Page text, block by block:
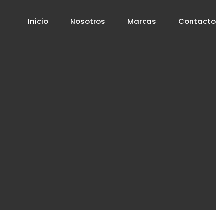
Inicio Nosotros Marcas Contacto